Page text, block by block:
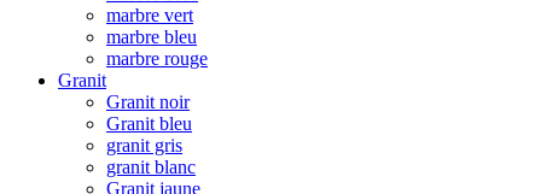
marbre vert
marbre bleu
marbre rouge
Granit
Granit noir
Granit bleu
granit gris
granit blanc
Granit jaune